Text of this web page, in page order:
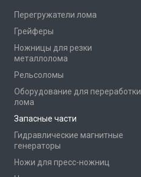
Перегружатели лома
Грейферы
Ножницы для резки
металлолома
Рельсоломы
Оборудование для переработки
лома
Запасные части
Гидравлические магнитные
генераторы
Ножи для пресс-ножниц